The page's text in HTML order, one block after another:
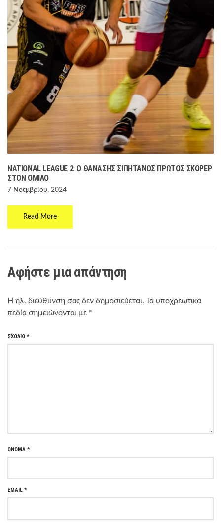
NATIONAL LEAGUE 2: Ο ΘΑΝΆΣΗΣ ΣΙΠΗΤΆΝΟΣ ΠΡΏΤΟΣ ΣΚΌΡΕΡ
ΣΤΟΝ ΌΜΙΛΟ
7 Νοεμβρίου, 2024
Read More
Αφήστε μια απάντηση
Η ηλ. διεύθυνση σας δεν δημοσιεύεται. Τα υποχρεωτικά
πεδία σημειώνονται με *
ΣΧΌΛΙΟ *
ΌΝΟΜΑ *
EMAIL *